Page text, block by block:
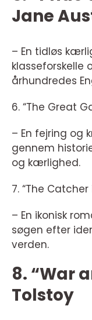
Jane
– En tidløs
klasseforskelle
århundredes
6. “The Great
– En fejring og
gennem
og kærlighed.
7. “The
– En ikonisk
søgen efter
verden.
8. “War
Tolstoy